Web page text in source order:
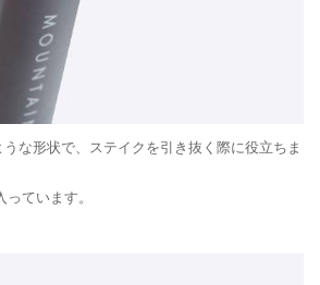
な形状で、ステイクを引き抜く際に役立ちま
ています。